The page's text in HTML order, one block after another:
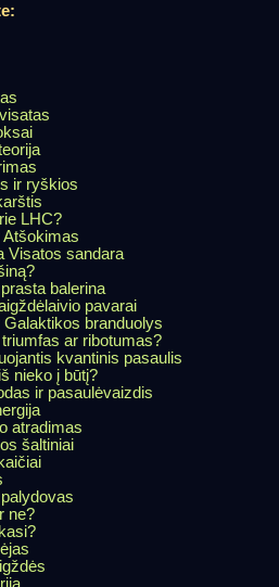
ir ryškios
LHC?
Atšokimas
Visatos sandara
balerina
pavarai
branduolys
ar ribotumas?
kvantinis pasaulis
nieko į būtį?
ir pasaulėvaizdis
atradimas
šaltiniai
ne?